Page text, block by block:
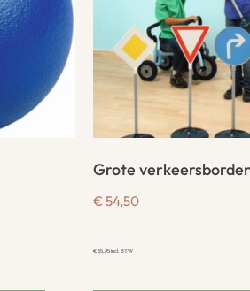
Grote
€ 54,50
€65,95incl. BTW